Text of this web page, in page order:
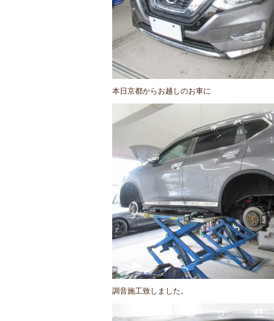
本日京都からお越しのお車に
調音施工致しました。